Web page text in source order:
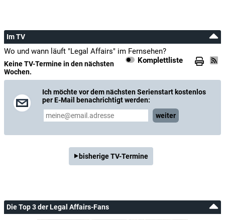
Im TV
Wo und wann läuft "Legal Affairs" im Fernsehen?
Komplettliste
Keine TV-Termine in den nächsten
Wochen.
Ich möchte vor dem nächsten Serienstart kostenlos
per E-Mail benachrichtigt werden:
weiter
bisherige TV-Termine
Die Top 3 der Legal Affairs-Fans